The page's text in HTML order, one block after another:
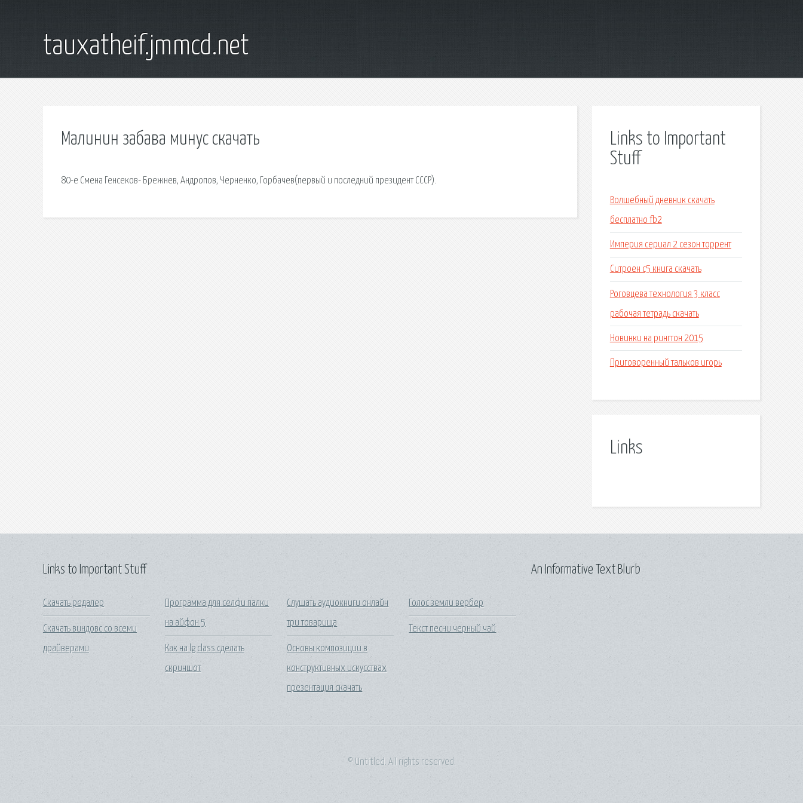
tauxatheif.jmmcd.net
Малинин забава минус скачать
80-е Смена Генсеков- Брежнев, Андропов, Черненко, Горбачев(первый и последний президент СССР).
Links to Important
Stuff
Волшебный дневник скачать
бесплатно fb2
Империя сериал 2 сезон торрент
Ситроен с5 книга скачать
Роговцева технология 3 класс
рабочая тетрадь скачать
Новинки на рингтон 2015
Приговоренный тальков игорь
Links
Links to Important Stuff
Скачать редалер
Скачать виндовс со всеми
драйверами
Программа для селфи палки
на айфон 5
Как на lg class сделать
скриншот
Слушать аудиокниги онлайн
три товарища
Основы композиции в
конструктивных искусствах
презентация скачать
Голос земли вербер
Текст песни черный чай
An Informative Text Blurb
© Untitled. All rights reserved.